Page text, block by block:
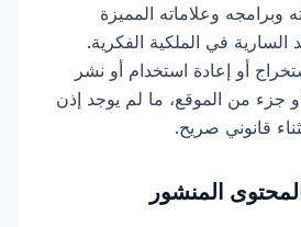
وبرامجه وعلاماته المميزة
السارية في الملكية الفكرية.
أو إعادة استخدام أو نشر
جزء من الموقع، ما لم يوجد إذن
قانوني صريح.
المنشور